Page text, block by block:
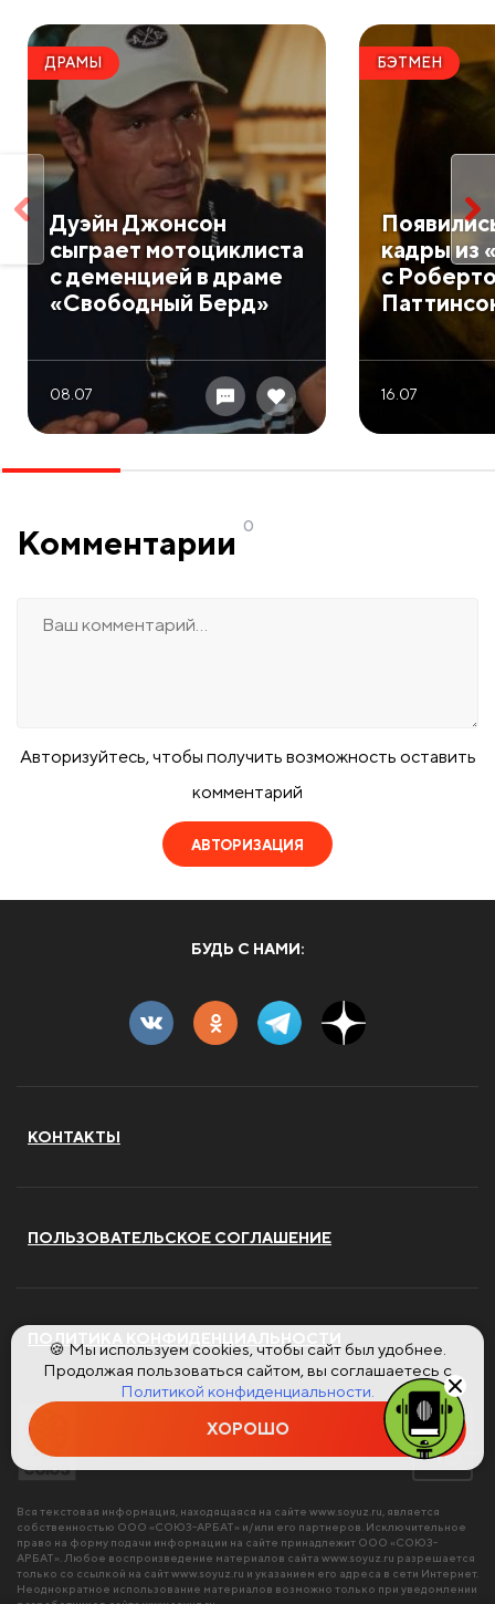
ДРАМЫ
Дуэйн Джонсон
сыграет мотоциклиста
с деменцией в драме
«Свободный Берд»
08.07
БЭТМЕН
кадры из
с
16.07
Комментарии 0
Авторизуйтесь, чтобы получить возможность оставить
комментарий
АВТОРИЗАЦИЯ
БУДЬ С НАМИ:
КОНТАКТЫ
ПОЛЬЗОВАТЕЛЬСКОЕ СОГЛАШЕНИЕ
ПОЛИТИКА КОНФИДЕНЦИАЛЬНОСТИ
Вся текстовая информация, находящаяся на сайте www.soyuz.ru , является
собственностью ООО «СОЮЗ-АРБАТ» и/или его партнеров. Исключительное
право на форму подачи информации на сайте принадлежит ООО «СОЮЗ-
АРБАТ». Любое воспроизведение материалов сайта www.soyuz.ru разрешается
только со ссылкой на сайтwww.soyuz.ru и указанием его адреса в сети Интернет.
Неоднократное использование материалов возможно только при уведомлении
🍪 Мы используем cookies, чтобы сайт был удобнее.
Продолжая пользоваться сайтом, вы соглашаетесь с
Политикой конфиденциальности.
ХОРОШО